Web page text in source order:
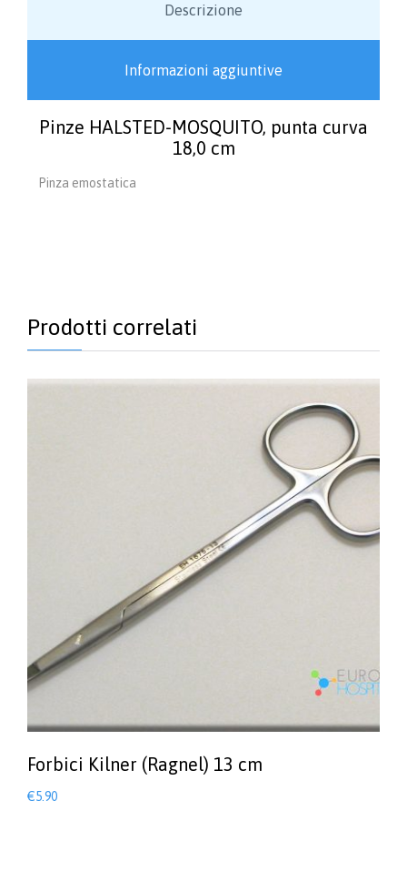
Descrizione
Informazioni aggiuntive
Pinze HALSTED-MOSQUITO, punta curva
18,0 cm
Pinza emostatica
Prodotti correlati
Forbici Kilner (Ragnel) 13 cm
€5.90